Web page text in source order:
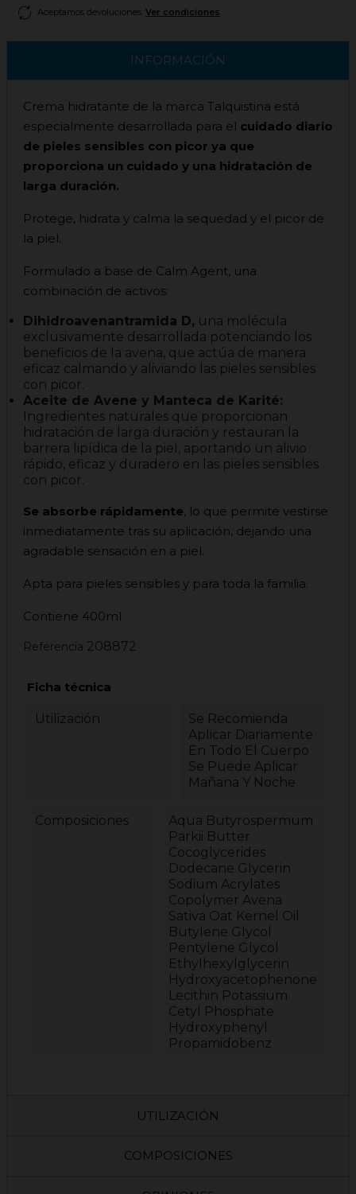
Aceptamos devoluciones. Ver condiciones
INFORMACIÓN
Crema hidratante de la marca Talquistina está
especialmente desarrollada para el cuidado diario
de pieles sensibles con picor ya que
proporciona un cuidado y una hidratación de
larga duración.
Protege, hidrata y calma la sequedad y el picor de
la piel.
Formulado a base de Calm Agent, una
combinación de activos:
Dihidroavenantramida D, una molécula
exclusivamente desarrollada potenciando los
beneficios de la avena, que actúa de manera
eficaz calmando y aliviando las pieles sensibles
con picor.
Aceite de Avene y Manteca de Karité:
Ingredientes naturales que proporcionan
hidratación de larga duración y restauran la
barrera lipídica de la piel, aportando un alivio
rápido, eficaz y duradero en las pieles sensibles
con picor.
Se absorbe rápidamente, lo que permite vestirse
inmediatamente tras su aplicación, dejando una
agradable sensación en a piel.
Apta para pieles sensibles y para toda la familia.
Contiene 400ml
Referencia 208872
Ficha técnica
Utilización
Se Recomienda
Aplicar Diariamente
En Todo El Cuerpo
Se Puede Aplicar
Mañana Y Noche
Composiciones
Aqua Butyrospermum
Parkii Butter
Cocoglycerides
Dodecane Glycerin
Sodium Acrylates
Copolymer Avena
Sativa Oat Kernel Oil
Butylene Glycol
Pentylene Glycol
Ethylhexylglycerin
Hydroxyacetophenone
Lecithin Potassium
Cetyl Phosphate
Hydroxyphenyl
Propamidobenz
UTILIZACIÓN
COMPOSICIONES